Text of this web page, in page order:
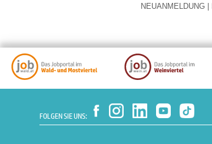
NEUANMELDUNG
FOLGEN SIE UNS: